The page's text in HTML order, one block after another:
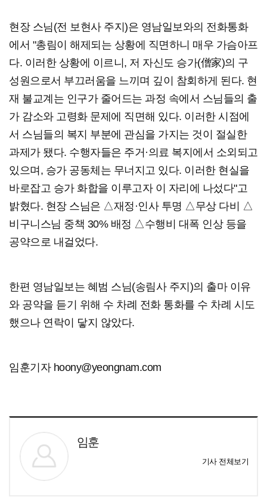
현장 스님(전 보현사 주지)은 영남일보와의 전화통화
에서 "총림이 해제되는 상황에 직면하니 매우 가슴아프
다. 이러한 상황에 이르니, 저 자신도 승가(僧家)의 구
성원으로서 부끄러움을 느끼며 깊이 참회하게 된다. 현
재 불교계는 인구가 줄어드는 과정 속에서 스님들의 출
가 감소와 고령화 문제에 직면해 있다. 이러한 시점에
서 스님들의 복지 부분에 관심을 가지는 것이 절실한
과제가 됐다. 수행자들은 주거·의료 복지에서 소외되고
있으며, 승가 공동체는 무너지고 있다. 이러한 현실을
바로잡고 승가 화합을 이루고자 이 자리에 나섰다"고
밝혔다. 현장 스님은 △재정·인사 투명 △무상 다비 △
비구니스님 중책 30% 배정 △수행비 대폭 인상 등을
공약으로 내걸었다.
한편 영남일보는 혜범 스님(송림사 주지)의 출마 이유
와 공약을 듣기 위해 수 차례 전화 통화를 수 차례 시도
했으나 연락이 닿지 않았다.
임훈기자 hoony@yeongnam.com
임훈
기사 전체보기